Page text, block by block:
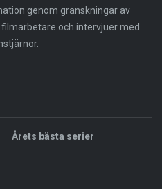
genom granskningar av
och intervjuer med
Årets bästa serier